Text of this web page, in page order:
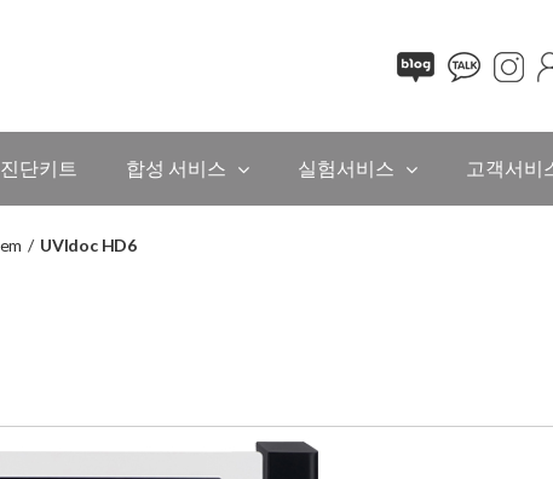
단키트 합성 서비스 실험서비스 고객서비
/ UVIdoc HD6